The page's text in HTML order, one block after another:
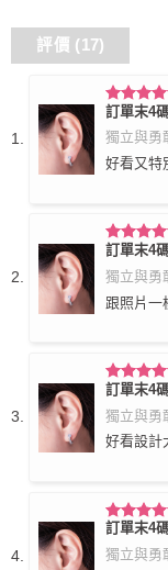
評價 (17)
評分5
分 5
訂單末4
獨立與勇
好看又特
評分5
分 5
訂單末4
獨立與勇
跟照片一
評分5
分 5
訂單末4
獨立與勇
好看設計
評分5
分 5
訂單末4
獨立與勇